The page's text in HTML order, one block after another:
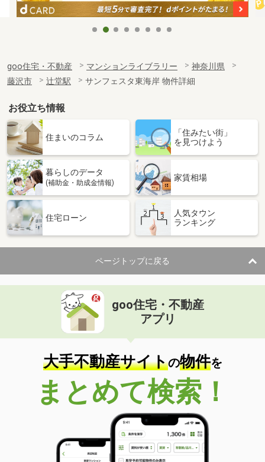
goo住宅・不動産 マンションライブラリー
神奈川県
藤沢市
辻堂駅 サンフェスタ東海岸 物件詳細
お役立ち情報
住まいのコラム
「住みたい街」
を見つけよう
暮らしのデータ
(補助金・助成金情報)
家賃相場
住宅ローン
人気タウン
ランキング
ページトップに戻る
goo住宅・不動産
アプリ
大手不動産サイトの物件を
まとめて検索！